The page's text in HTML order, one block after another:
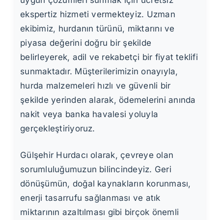
ekspertiz hizmeti vermekteyiz. Uzman
ekibimiz, hurdanın türünü, miktarını ve
piyasa değerini doğru bir şekilde
belirleyerek, adil ve rekabetçi bir fiyat teklifi
sunmaktadır. Müşterilerimizin onayıyla,
hurda malzemeleri hızlı ve güvenli bir
şekilde yerinden alarak, ödemelerini anında
nakit veya banka havalesi yoluyla
gerçekleştiriyoruz.
Gülşehir Hurdacı olarak, çevreye olan
sorumluluğumuzun bilincindeyiz. Geri
dönüşümün, doğal kaynakların korunması,
enerji tasarrufu sağlanması ve atık
miktarının azaltılması gibi birçok önemli